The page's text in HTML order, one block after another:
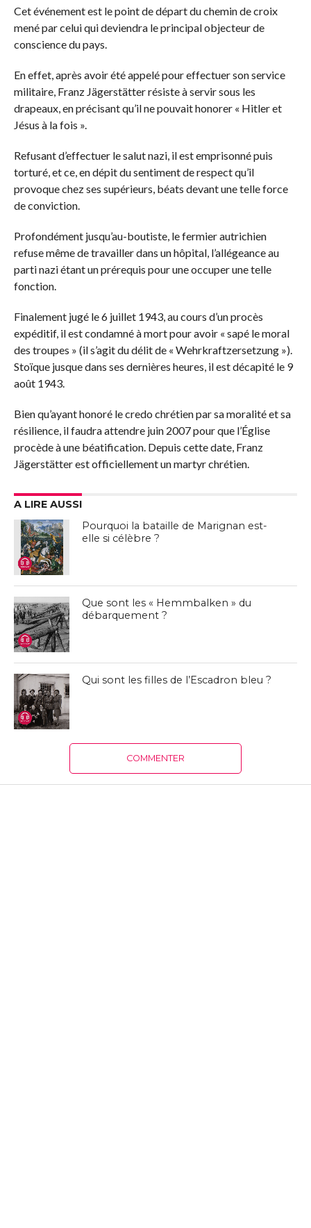
Cet événement est le point de départ du chemin de croix
mené par celui qui deviendra le principal objecteur de
conscience du pays.
En effet, après avoir été appelé pour effectuer son service
militaire, Franz Jägerstätter résiste à servir sous les
drapeaux, en précisant qu’il ne pouvait honorer « Hitler et
Jésus à la fois ».
Refusant d’effectuer le salut nazi, il est emprisonné puis
torturé, et ce, en dépit du sentiment de respect qu’il
provoque chez ses supérieurs, béats devant une telle force
de conviction.
Profondément jusqu’au-boutiste, le fermier autrichien
refuse même de travailler dans un hôpital, l’allégeance au
parti nazi étant un prérequis pour une occuper une telle
fonction.
Finalement jugé le 6 juillet 1943, au cours d’un procès
expéditif, il est condamné à mort pour avoir « sapé le moral
des troupes » (il s’agit du délit de « Wehrkraftzersetzung »).
Stoïque jusque dans ses dernières heures, il est décapité le 9
août 1943.
Bien qu’ayant honoré le credo chrétien par sa moralité et sa
résilience, il faudra attendre juin 2007 pour que l’Église
procède à une béatification. Depuis cette date, Franz
Jägerstätter est officiellement un martyr chrétien.
A LIRE AUSSI
Pourquoi la bataille de Marignan est-
elle si célèbre ?
Que sont les « Hemmbalken » du
débarquement ?
Qui sont les filles de l’Escadron bleu ?
COMMENTER